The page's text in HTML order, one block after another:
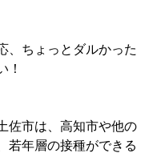
、ちょっとダルかった
！
佐市は、高知市や他の
若年層の接種ができる